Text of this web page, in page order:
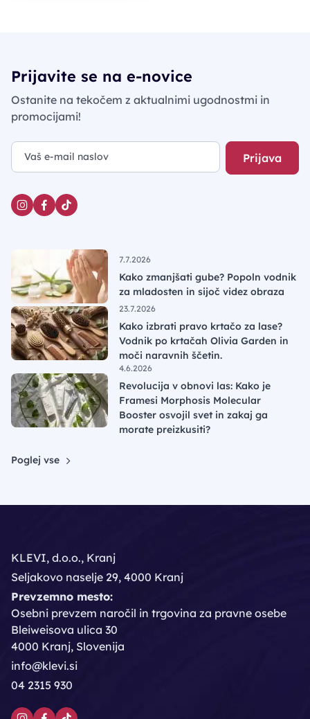
Prijavite se na e-novice
Ostanite na tekočem z aktualnimi ugodnostmi in
promocijami!
Prijava
7.7.2026
Kako zmanjšati gube? Popoln vodnik
za mladosten in sijoč videz obraza
23.7.2026
Kako izbrati pravo krtačo za lase?
Vodnik po krtačah Olivia Garden in
moči naravnih ščetin.
4.6.2026
Revolucija v obnovi las: Kako je
Framesi Morphosis Molecular
Booster osvojil svet in zakaj ga
morate preizkusiti?
Poglej vse
KLEVI, d.o.o., Kranj
Seljakovo naselje 29, 4000 Kranj
Prevzemno mesto:
Osebni prevzem naročil in trgovina za pravne osebe
Bleiweisova ulica 30
4000 Kranj, Slovenija
info@klevi.si
04 2315 930